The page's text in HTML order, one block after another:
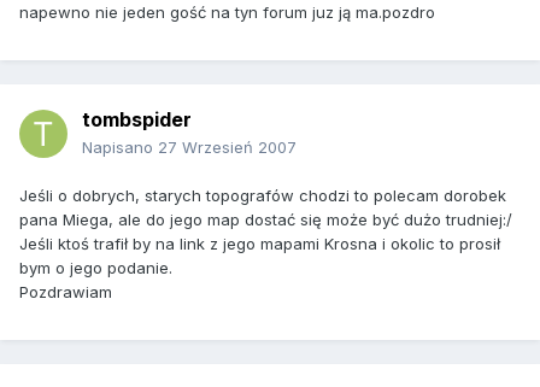
napewno nie jeden gość na tyn forum juz ją ma.pozdro
tombspider
Napisano 27 Wrzesień 2007
Jeśli o dobrych, starych topografów chodzi to polecam dorobek
pana Miega, ale do jego map dostać się może być dużo trudniej:/
Jeśli ktoś trafił by na link z jego mapami Krosna i okolic to prosił
bym o jego podanie.
Pozdrawiam